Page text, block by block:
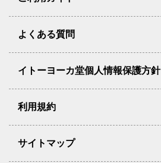
よくある質問
イトーヨーカ堂個人情報保護方針
利用規約
サイトマップ